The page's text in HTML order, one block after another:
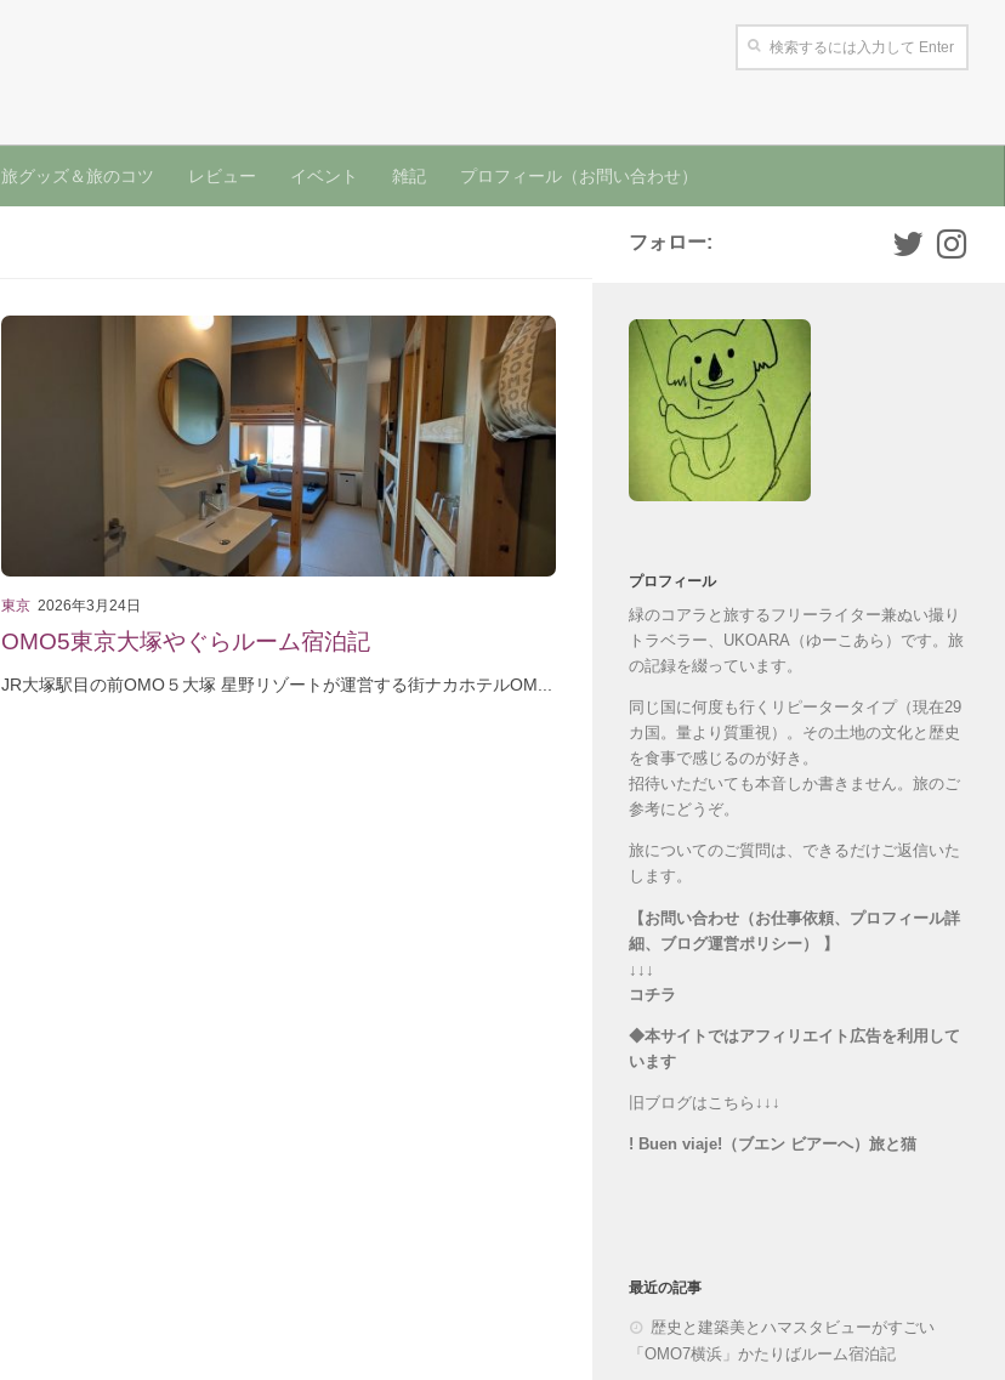
旅グッズ＆旅のコツ レビュー イベント 雑記 プロフィール（お問い合わせ）
東京 2026年3月24日
OMO5東京大塚やぐらルーム宿泊記
JR大塚駅目の前OMO５大塚 星野リゾートが運営する街ナカホテルOM...
フォロー:
プロフィール
緑のコアラと旅するフリーライター兼ぬい撮り
トラベラー、UKOARA（ゆーこあら）です。旅
の記録を綴っています。
同じ国に何度も行くリピータータイプ（現在29
カ国。量より質重視）。その土地の文化と歴史
を食事で感じるのが好き。
招待いただいても本音しか書きません。旅のご
参考にどうぞ。
旅についてのご質問は、できるだけご返信いた
します。
【お問い合わせ（お仕事依頼、プロフィール詳
細、ブログ運営ポリシー） 】
↓↓↓
コチラ
◆本サイトではアフィリエイト広告を利用して
います
旧ブログはこちら↓↓↓
! Buen viaje!（ブエン ビアーへ）旅と猫
最近の記事
歴史と建築美とハマスタビューがすごい
「OMO7横浜」かたりばルーム宿泊記